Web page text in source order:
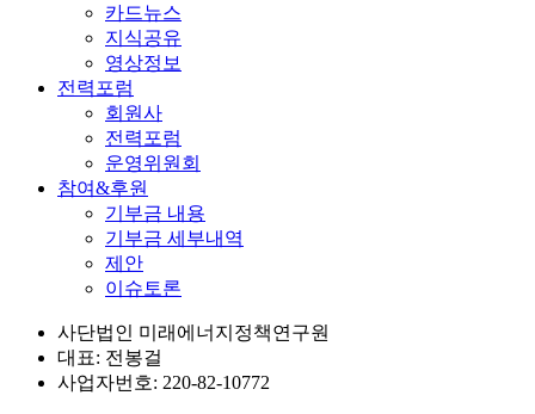
카드뉴스
지식공유
영상정보
전력포럼
회원사
전력포럼
운영위원회
참여&후원
기부금 내용
기부금 세부내역
제안
이슈토론
사단법인 미래에너지정책연구원
대표: 전봉걸
사업자번호: 220-82-10772